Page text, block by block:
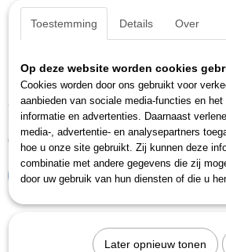
Gedore R40150027 (3300161)
Bitratel L/R 1/4", L 91 mm, terughaalhoek 5° +…
€ 21,85
IN WINKELWAGEN
Toestemming Details Over
Op deze website worden cookies
Cookies worden door ons gebruikt voor
aanbieden van sociale media-functies en
informatie en advertenties. Daarnaast
media-, advertentie- en analysepartners
hoe u onze site gebruikt. Zij kunnen deze
combinatie met andere gegevens die zij
door uw gebruik van hun diensten of die u
Later opnieuw tonen